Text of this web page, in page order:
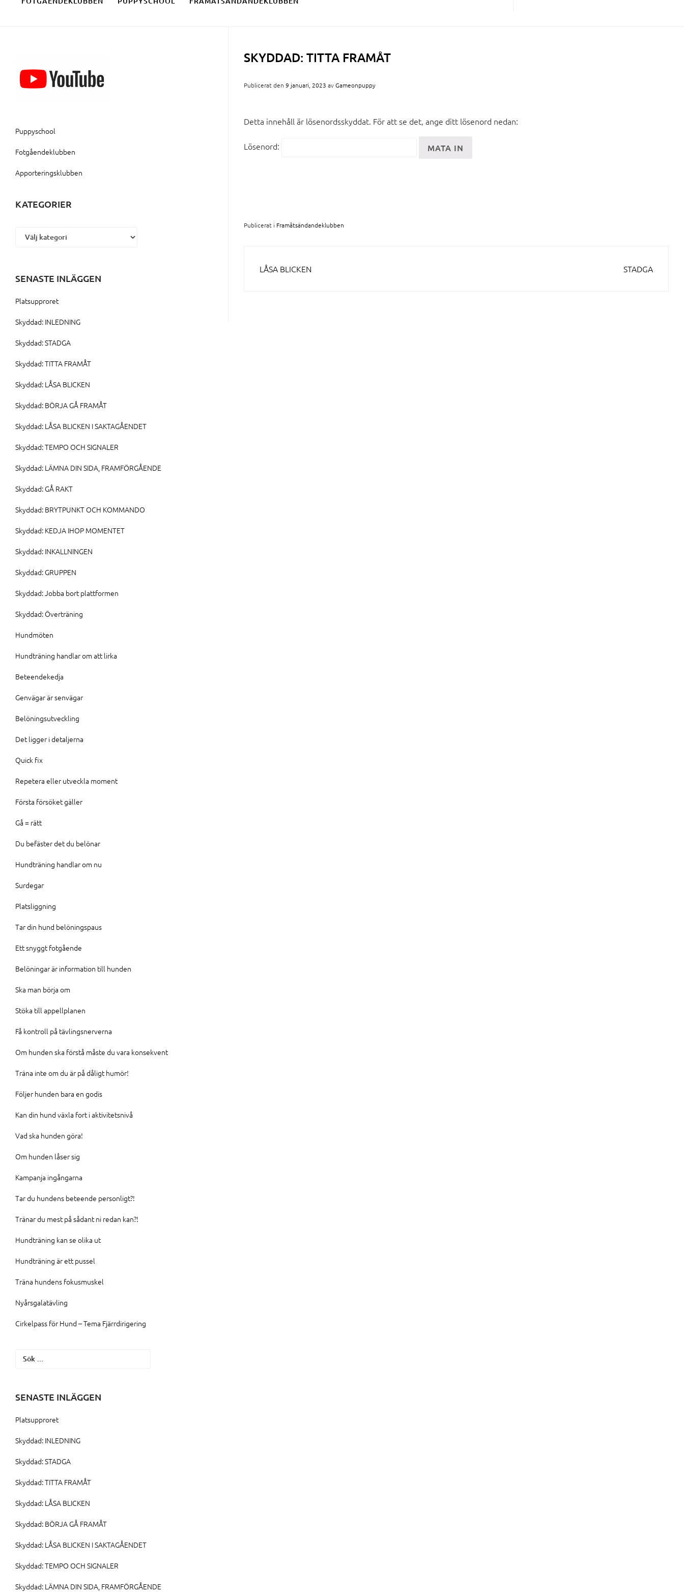
SKYDDAD: TITTA FRAMÅT
Publicerat den 9 januari, 2023 avGameonpuppy
Detta innehåll är lösenordsskyddat. För att se det, ange ditt lösenord nedan:
Lösenord:
Publicerat i Framåtsändandeklubben
INLÄGGSNAVIGERING
LÅSA BLICKEN STADGA
Puppyschool
Fotgåendeklubben
Apporteringsklubben
KATEGORIER
SENASTE INLÄGGEN
Platsupproret
Skyddad: INLEDNING
Skyddad: STADGA
Skyddad: TITTA FRAMÅT
Skyddad: LÅSA BLICKEN
Skyddad: BÖRJA GÅ FRAMÅT
Skyddad: LÅSA BLICKEN I SAKTAGÅENDET
Skyddad: TEMPO OCH SIGNALER
Skyddad: LÄMNA DIN SIDA, FRAMFÖRGÅENDE
Skyddad: GÅ RAKT
Skyddad: BRYTPUNKT OCH KOMMANDO
Skyddad: KEDJA IHOP MOMENTET
Skyddad: INKALLNINGEN
Skyddad: GRUPPEN
Skyddad: Jobba bort plattformen
Skyddad: Överträning
Hundmöten
Hundträning handlar om att lirka
Beteendekedja
Genvägar är senvägar
Belöningsutveckling
Det ligger i detaljerna
Quick fix
Repetera eller utveckla moment
Första försöket gäller
Gå = rätt
Du befäster det du belönar
Hundträning handlar om nu
Surdegar
Platsliggning
Tar din hund belöningspaus
Ett snyggt fotgående
Belöningar är information till hunden
Ska man börja om
Stöka till appellplanen
Få kontroll på tävlingsnerverna
Om hunden ska förstå måste du vara konsekvent
Träna inte om du är på dåligt humör!
Följer hunden bara en godis
Kan din hund växla fort i aktivitetsnivå
Vad ska hunden göra!
Om hunden låser sig
Kampanja ingångarna
Tar du hundens beteende personligt?!
Tränar du mest på sådant ni redan kan?!
Hundträning kan se olika ut
Hundträning är ett pussel
Träna hundens fokusmuskel
Nyårsgalatävling
Cirkelpass för Hund – Tema Fjärrdirigering
Sök
SENASTE INLÄGGEN
Platsupproret
Skyddad: INLEDNING
Skyddad: STADGA
Skyddad: TITTA FRAMÅT
Skyddad: LÅSA BLICKEN
Skyddad: BÖRJA GÅ FRAMÅT
Skyddad: LÅSA BLICKEN I SAKTAGÅENDET
Skyddad: TEMPO OCH SIGNALER
Skyddad: LÄMNA DIN SIDA, FRAMFÖRGÅENDE